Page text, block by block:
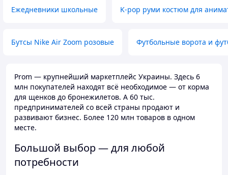
Ежедневники школьные K-pop руми костюм для
Бутсы Nike Air Zoom розовые Футбольные ворота и
Prom — крупнейший маркетплейс Украины. Здесь 6
млн покупателей находят всё необходимое — от корма
для щенков до бронежилетов. А 60 тыс.
предпринимателей со всей страны продают и
развивают бизнес. Более 120 млн товаров в одном
месте.
Большой выбор — для любой
потребности